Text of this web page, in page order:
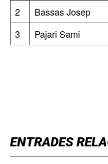
ENTRADES
2
Bassas Josep
3
Pajari Sami